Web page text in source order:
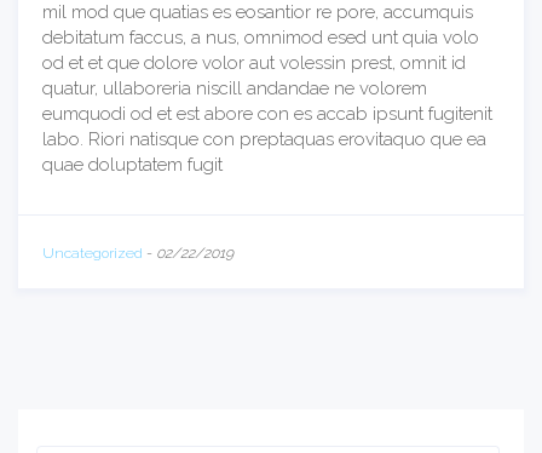
mil mod que quatias es eosantior re pore, accumquis
debitatum faccus, a nus, omnimod esed unt quia volo
od et et que dolore volor aut volessin prest, omnit id
quatur, ullaboreria niscill andandae ne volorem
eumquodi od et est abore con es accab ipsunt fugitenit
labo. Riori natisque con preptaquas erovitaquo que ea
quae doluptatem fugit
Uncategorized - 02/22/2019